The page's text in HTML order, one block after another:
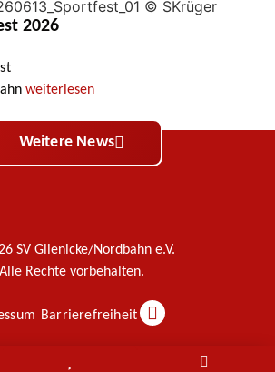
2026
weiterlesen
Weitere News
SV Glienicke/Nordbahn e.V.
Alle Rechte vorbehalten.
Barrierefreiheit